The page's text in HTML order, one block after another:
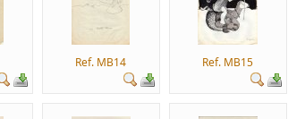
Ref. MB14 Ref. MB15